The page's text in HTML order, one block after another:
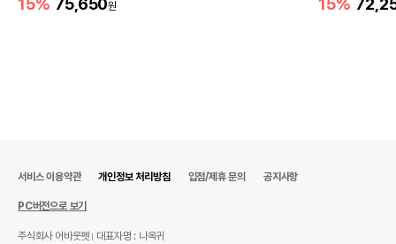
원
서비스 이용약관 개인정보 처리방침 입점/제휴 문의 공지사항
PC버전으로 보기
주식회사 어바웃펫
대표자명 : 나옥귀